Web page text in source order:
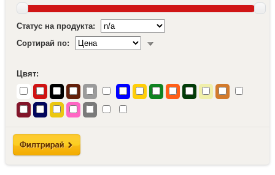
Статус на продукта:
Сортирай по:
Цвят: